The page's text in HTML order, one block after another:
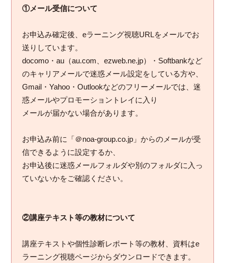
①メール受信について
お申込み確定後、eラーニング視聴URLをメールでお
送りしています。
docomo・au（au.com、ezweb.ne.jp）・Softbankなど
のキャリアメールで迷惑メール設定をしている方や、
Gmail・Yahoo・Outlookなどのフリーメールでは、迷
惑メールやプロモーショントレイに入り
メールが届かない場合があります。
お申込み前に「＠noa-group.co.jp」からのメールが受
信できるように設定するか、
お申込後に迷惑メールフォルダや別のフォルダに入っ
ていないかをご確認ください。
②講座テキスト等の教材について
講座テキストや個性診断レポート等の教材、資料はe
ラーニング視聴ページからダウンロードできます。